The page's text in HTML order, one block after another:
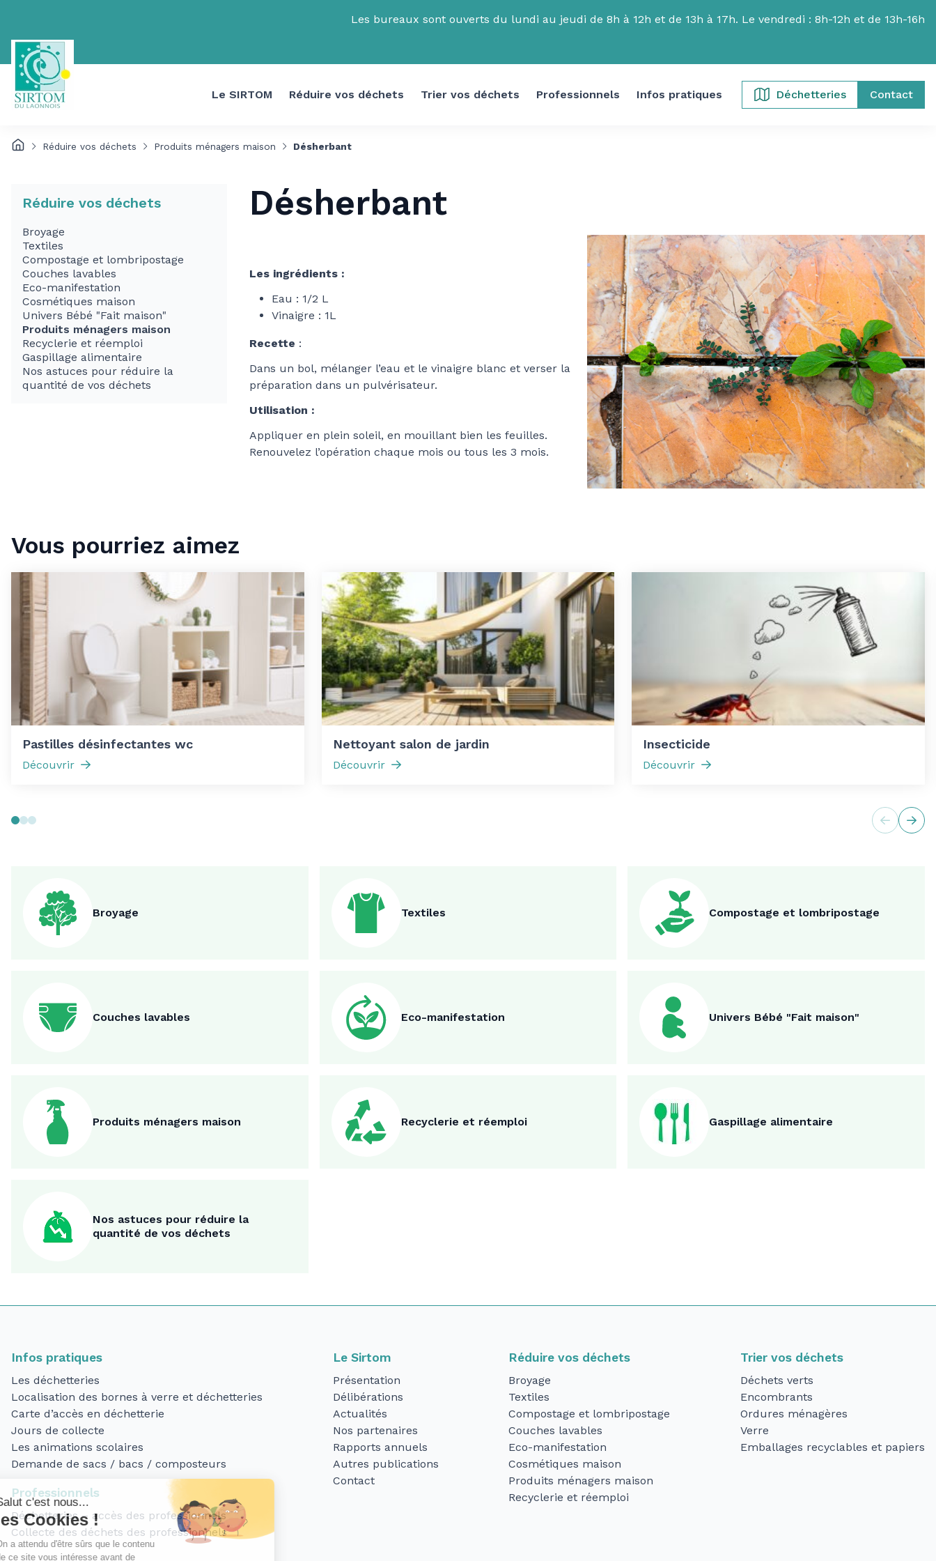
Les bureaux sont ouverts du lundi au jeudi de 8h à 12h et de 13h à 17h. Le vendredi : 8h-12h et de 13h-16h
Le SIRTOM Réduire vos déchets Trier vos déchets Professionnels Infos pratiques Déchetteries Contact
Réduire vos déchets Produits ménagers maison Désherbant
Désherbant
Les ingrédients :
Eau : 1/2 L
Vinaigre : 1L
Recette :
Dans un bol, mélanger l’eau et le vinaigre blanc et verser la
préparation dans un pulvérisateur.
Utilisation :
Appliquer en plein soleil, en mouillant bien les feuilles.
Renouvelez l’opération chaque mois ou tous les 3 mois.
Réduire vos déchets
Broyage
Textiles
Compostage et lombripostage
Couches lavables
Eco-manifestation
Cosmétiques maison
Univers Bébé "Fait maison"
Produits ménagers maison
Recyclerie et réemploi
Gaspillage alimentaire
Nos astuces pour réduire la
quantité de vos déchets
Vous pourriez aimez
Pastilles désinfectantes wc
Découvrir
Nettoyant salon de jardin
Découvrir
Insecticide
Découvrir
Broyage Textiles Compostage et lombripostage
Couches lavables Eco-manifestation Univers Bébé "Fait maison"
Produits ménagers maison Recyclerie et réemploi Gaspillage alimentaire
Nos astuces pour réduire la
quantité de vos déchets
Infos pratiques
Les déchetteries
Localisation des bornes à verre et déchetteries
Carte d’accès en déchetterie
Jours de collecte
Les animations scolaires
Demande de sacs / bacs / composteurs
Professionnels
Déchetteries – accès des professionnels
Collecte des déchets des professionnels
Le Sirtom
Présentation
Délibérations
Actualités
Nos partenaires
Rapports annuels
Autres publications
Contact
Réduire vos déchets
Broyage
Textiles
Compostage et lombripostage
Couches lavables
Eco-manifestation
Cosmétiques maison
Produits ménagers maison
Recyclerie et réemploi
Trier vos déchets
Déchets verts
Encombrants
Ordures ménagères
Verre
Emballages recyclables et papiers